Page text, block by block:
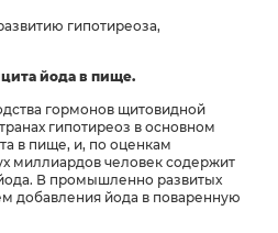
гипотиреоза,
йода в пище.
гормонов щитовидной
гипотиреоз в основном
в пище, и, по оценкам
миллиардов человек содержит
В ​​промышленно развитых
добавления йода в поваренную